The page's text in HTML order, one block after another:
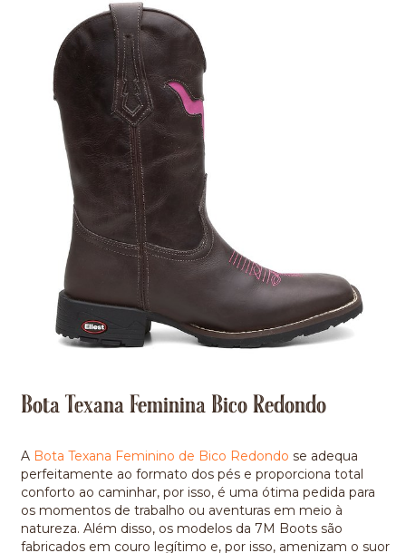
Bota Texana Feminina Bico Redondo
A Bota Texana Feminino de Bico Redondo se adequa
perfeitamente ao formato dos pés e proporciona total
conforto ao caminhar, por isso, é uma ótima pedida para
os momentos de trabalho ou aventuras em meio à
natureza. Além disso, os modelos da 7M Boots são
fabricados em couro legítimo e, por isso, amenizam o suor